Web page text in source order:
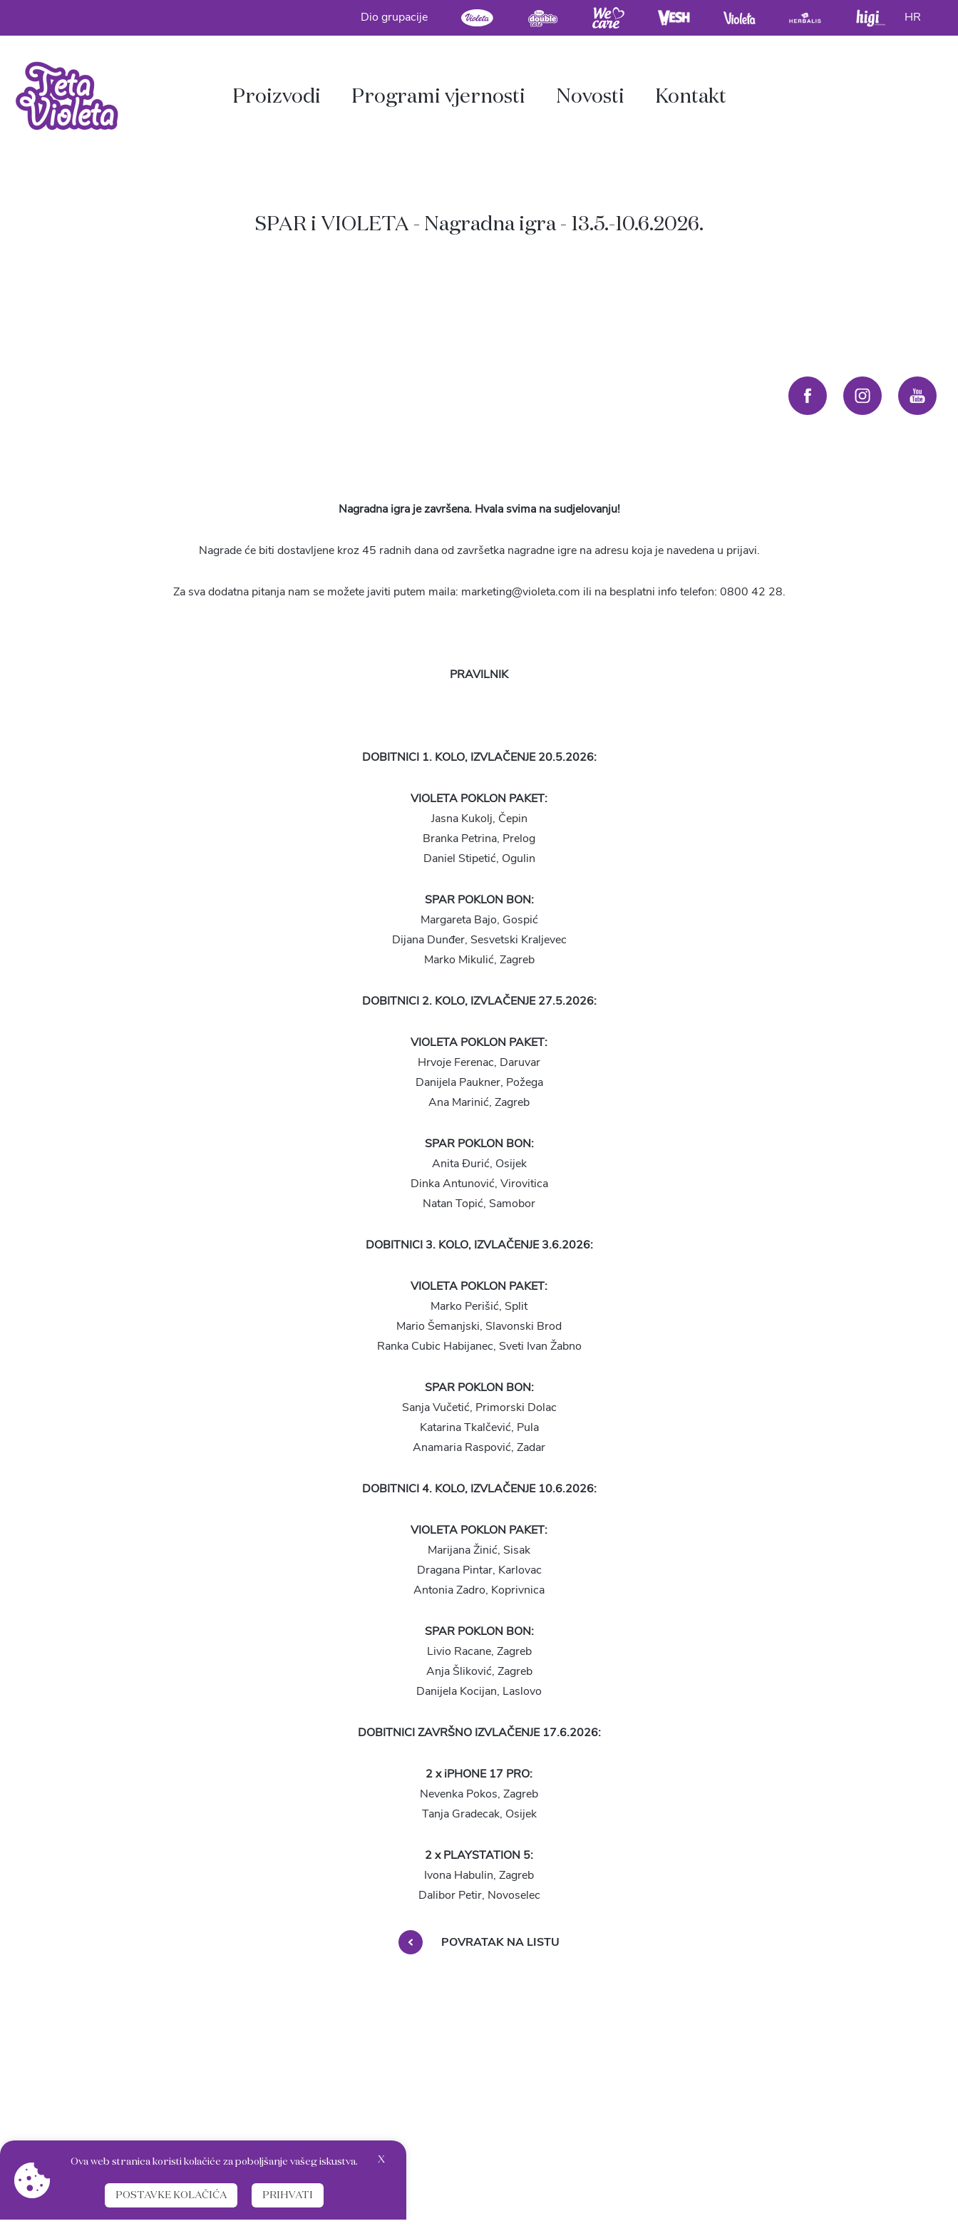
Dio grupacije HR
Proizvodi Programi vjernosti Novosti Kontakt
SPAR i VIOLETA - Nagradna igra - 13.5.-10.6.2026.
Nagradna igra je završena. Hvala svima na sudjelovanju!
Nagrade će biti dostavljene kroz 45 radnih dana od završetka nagradne igre na adresu koja je navedena u prijavi.
Za sva dodatna pitanja nam se možete javiti putem maila: marketing@violeta.com ili na besplatni info telefon: 0800 42 28.
PRAVILNIK
DOBITNICI 1. KOLO, IZVLAČENJE 20.5.2026:
VIOLETA POKLON PAKET:
Jasna Kukolj, Čepin
Branka Petrina, Prelog
Daniel Stipetić, Ogulin
SPAR POKLON BON:
Margareta Bajo, Gospić
Dijana Dunđer, Sesvetski Kraljevec
Marko Mikulić, Zagreb
DOBITNICI 2. KOLO, IZVLAČENJE 27.5.2026:
VIOLETA POKLON PAKET:
Hrvoje Ferenac, Daruvar
Danijela Paukner, Požega
Ana Marinić, Zagreb
SPAR POKLON BON:
Anita Đurić, Osijek
Dinka Antunović, Virovitica
Natan Topić, Samobor
DOBITNICI 3. KOLO, IZVLAČENJE 3.6.2026:
VIOLETA POKLON PAKET:
Marko Perišić, Split
Mario Šemanjski, Slavonski Brod
Ranka Cubic Habijanec, Sveti Ivan Žabno
SPAR POKLON BON:
Sanja Vučetić, Primorski Dolac
Katarina Tkalčević, Pula
Anamaria Raspović, Zadar
DOBITNICI 4. KOLO, IZVLAČENJE 10.6.2026:
VIOLETA POKLON PAKET:
Marijana Žinić, Sisak
Dragana Pintar, Karlovac
Antonia Zadro, Koprivnica
SPAR POKLON BON:
Livio Racane, Zagreb
Anja Šliković, Zagreb
Danijela Kocijan, Laslovo
DOBITNICI ZAVRŠNO IZVLAČENJE 17.6.2026:
2 x iPHONE 17 PRO:
Nevenka Pokos, Zagreb
Tanja Gradecak, Osijek
2 x PLAYSTATION 5:
Ivona Habulin, Zagreb
Dalibor Petir, Novoselec
POVRATAK NA LISTU
Ova web stranica koristi kolačiće za poboljšanje vašeg iskustva.
POSTAVKE KOLAČIĆA PRIHVATI
X